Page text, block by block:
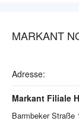
MARKANT
Adresse:
Barmbeker Straße